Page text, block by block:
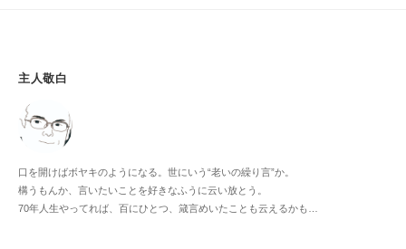
主人敬白
口を開けばボヤキのようになる。世にいう“老いの繰り言”か。
構うもんか、言いたいことを好きなふうに云い放とう。
70年人生やってれば、百にひとつ、箴言めいたことも云えるかも…